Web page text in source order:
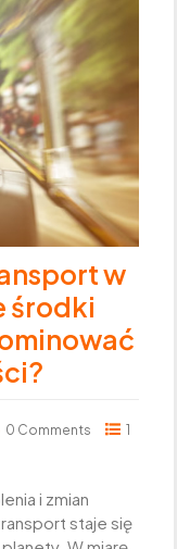
w
środki
0 Comments
1
i zmian
staje się